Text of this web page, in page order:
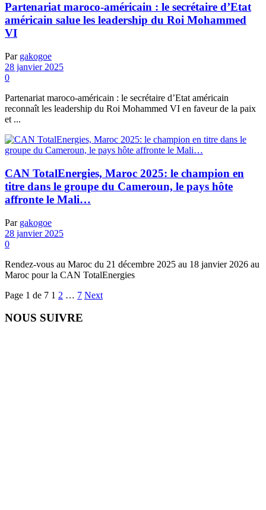
Partenariat maroco-américain : le secrétaire d’Etat
américain salue les leadership du Roi Mohammed
VI
Par gakogoe
28 janvier 2025
0
Partenariat maroco-américain : le secrétaire d’Etat américain
reconnaît les leadership du Roi Mohammed VI en faveur de la paix
et ...
CAN TotalEnergies, Maroc 2025: le champion en
titre dans le groupe du Cameroun, le pays hôte
affronte le Mali…
Par gakogoe
28 janvier 2025
0
Rendez-vous au Maroc du 21 décembre 2025 au 18 janvier 2026 au
Maroc pour la CAN TotalEnergies
Page 1 de 7 1 2 … 7 Next
NOUS SUIVRE